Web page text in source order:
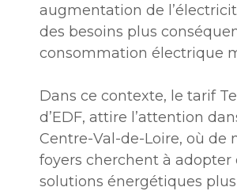
augmentation de
des besoins plus
consommation électrique
Dans ce contexte, le tarif
d’EDF, attire l’attention
Centre-Val-de-Loire, où de
foyers cherchent à adopter
solutions énergétiques plus